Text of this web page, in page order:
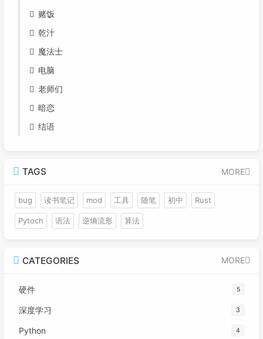
赌饭
乾汁
魔法士
电脑
老师们
暗恋
结语
TAGS MORE
bug 读书笔记 mod 工具 随笔 初中 Rust
Pytoch 语法 逆熵流形 算法
CATEGORIES MORE
硬件 5
深度学习 3
Python 4